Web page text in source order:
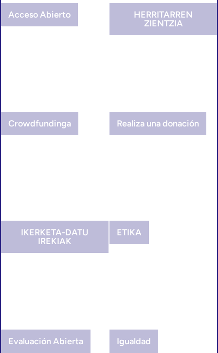
Acceso Abierto
HERRITARREN
ZIENTZIA
Crowdfundinga Realiza una donación
IKERKETA-DATU
IREKIAK
ETIKA
Evaluación Abierta Igualdad